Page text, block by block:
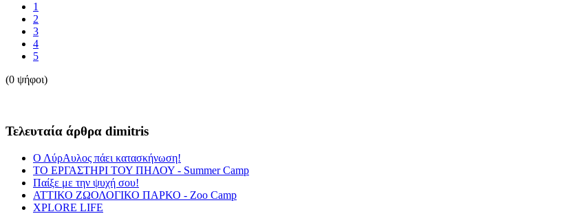
1
2
3
4
5
(0 ψήφοι)
Τελευταία άρθρα dimitris
Ο ΛύρΑυλος πάει κατασκήνωση!
ΤΟ ΕΡΓΑΣΤΗΡΙ ΤΟΥ ΠΗΛΟΥ - Summer Camp
Παίξε με την ψυχή σου!
ΑΤΤΙΚΟ ΖΩΟΛΟΓΙΚΟ ΠΑΡΚΟ - Ζοο Camp
XPLORE LIFE